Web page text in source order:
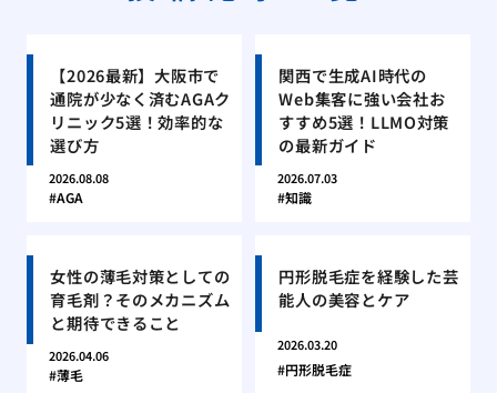
【2026最新】大阪市で
通院が少なく済むAGAク
リニック5選！効率的な
選び方
2026.08.08
AGA
関西で生成AI時代の
Web集客に強い会社お
すすめ5選！LLMO対策
の最新ガイド
2026.07.03
知識
女性の薄毛対策としての
育毛剤？そのメカニズム
と期待できること
2026.04.06
薄毛
円形脱毛症を経験した芸
能人の美容とケア
2026.03.20
円形脱毛症